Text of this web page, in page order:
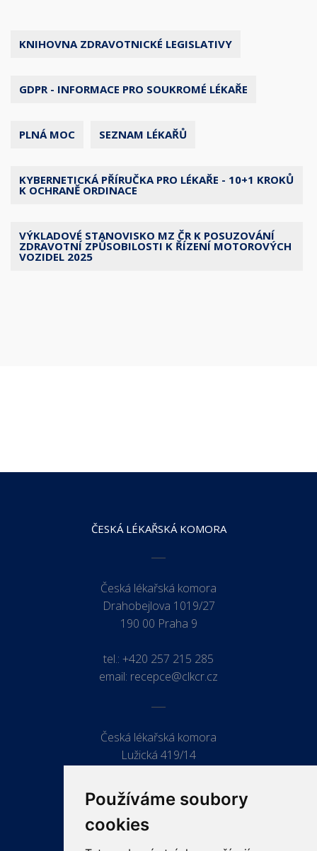
Používáme soubory
cookies
KNIHOVNA ZDRAVOTNICKÉ LEGISLATIVY
GDPR - INFORMACE PRO SOUKROMÉ LÉKAŘE
PLNÁ MOC SEZNAM LÉKAŘŮ
KYBERNETICKÁ PŘÍRUČKA PRO LÉKAŘE - 10+1 KROKŮ
K OCHRANĚ ORDINACE
VÝKLADOVÉ STANOVISKO MZ ČR K POSUZOVÁNÍ
ZDRAVOTNÍ ZPŮSOBILOSTI K ŘÍZENÍ MOTOROVÝCH
VOZIDEL 2025
ČESKÁ LÉKAŘSKÁ KOMORA
Česká lékařská komora
Drahobejlova 1019/27
190 00 Praha 9
tel.: +420 257 215 285
email: recepce@clkcr.cz
Česká lékařská komora
Lužická 419/14